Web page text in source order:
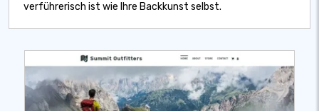
verführerisch ist wie Ihre Backkunst selbst.